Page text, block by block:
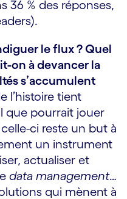
36 % des réponses,
le flux ? Quel
on à devancer la
s’accumulent
l’histoire tient
que pourrait jouer
ci reste un but à
un instrument
actualiser et
data management…
qui mènent à